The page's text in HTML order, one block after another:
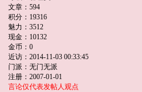
文章：594
积分：19316
魅力：3512
现金：10132
金币：0
近访：2014-11-03 00:33:45
门派：无门无派
注册：2007-01-01
言论仅代表发帖人观点